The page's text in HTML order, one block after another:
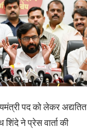
पद को लेकर अद्यतित
शिंदे ने प्रेस वार्ता की